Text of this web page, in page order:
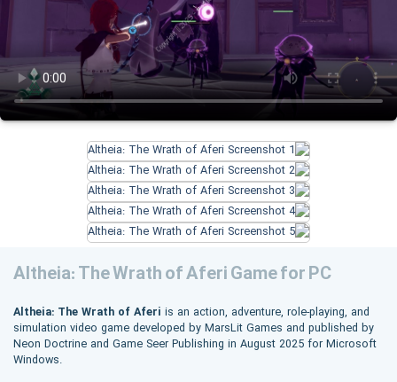
Altheia: The Wrath of Aferi Game for PC
Altheia: The Wrath of Aferi is an action, adventure, role-playing, and
simulation video game developed by MarsLit Games and published by
Neon Doctrine and Game Seer Publishing in August 2025 for Microsoft
Windows.